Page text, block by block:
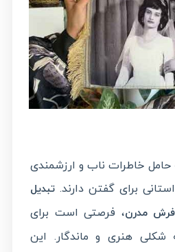
خاطرات ناب و ارزشمندی
برای گفتن دارند. تبدیل
مدرن، فرصتی است برای
هنری و ماندگار. این